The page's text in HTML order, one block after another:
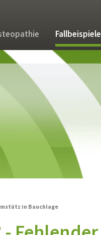
Fallbeispiele
in Bauchlage